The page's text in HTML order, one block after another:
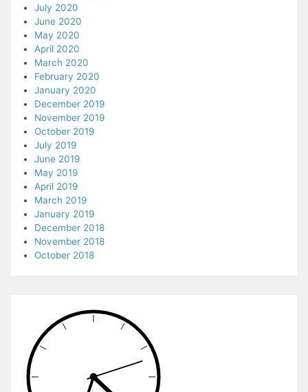
July 2020
June 2020
May 2020
April 2020
March 2020
February 2020
January 2020
December 2019
November 2019
October 2019
July 2019
June 2019
May 2019
April 2019
March 2019
January 2019
December 2018
November 2018
October 2018